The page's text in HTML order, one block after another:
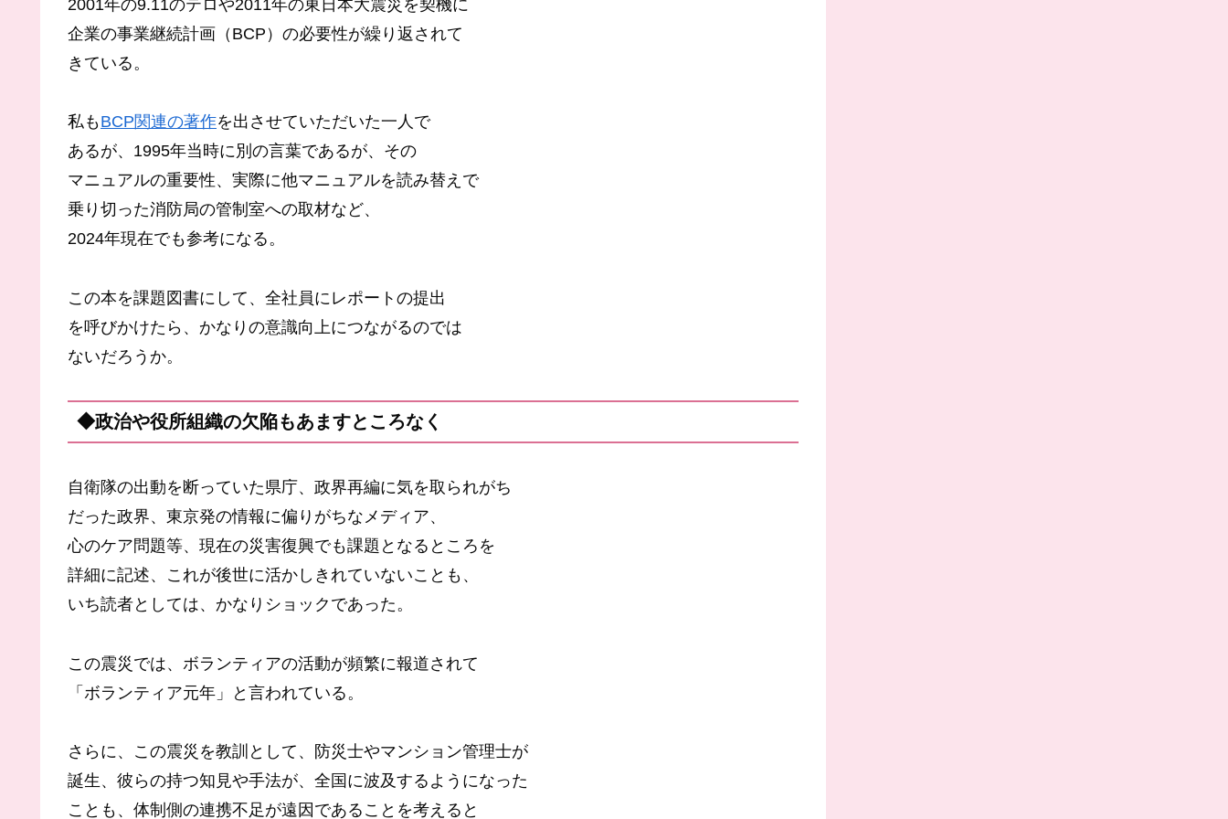
2001年の9.11のテロや2011年の東日本大震災を契機に
企業の事業継続計画（BCP）の必要性が繰り返されて
きている。
私もBCP関連の著作を出させていただいた一人で
あるが、1995年当時に別の言葉であるが、その
マニュアルの重要性、実際に他マニュアルを読み替えで
乗り切った消防局の管制室への取材など、
2024年現在でも参考になる。
この本を課題図書にして、全社員にレポートの提出
を呼びかけたら、かなりの意識向上につながるのでは
ないだろうか。
◆政治や役所組織の欠陥もあますところなく
自衛隊の出動を断っていた県庁、政界再編に気を取られがち
だった政界、東京発の情報に偏りがちなメディア、
心のケア問題等、現在の災害復興でも課題となるところを
詳細に記述、これが後世に活かしきれていないことも、
いち読者としては、かなりショックであった。
この震災では、ボランティアの活動が頻繁に報道されて
「ボランティア元年」と言われている。
さらに、この震災を教訓として、防災士やマンション管理士が
誕生、彼らの持つ知見や手法が、全国に波及するようになった
ことも、体制側の連携不足が遠因であることを考えると